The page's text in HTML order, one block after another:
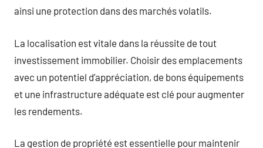
ainsi une protection dans des marchés volatils.
La localisation est vitale dans la réussite de tout
investissement immobilier. Choisir des emplacements
avec un potentiel d’appréciation, de bons équipements
et une infrastructure adéquate est clé pour augmenter
les rendements.
La gestion de propriété est essentielle pour maintenir